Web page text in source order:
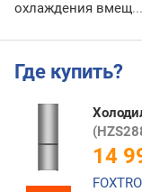
охлаждения вмещ...
Где купить?
14